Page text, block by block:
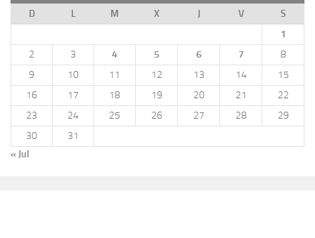
D
L M X J V
S
1
2
3 4 5 6 7
8
9
10 11 12 13 14
15
16
17 18 19 20 21
22
23
24 25 26 27 28
29
30
31
« Jul